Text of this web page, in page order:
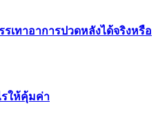
เทาอาการปวดหลังได้จริงหรือ
รให้คุ้มค่า